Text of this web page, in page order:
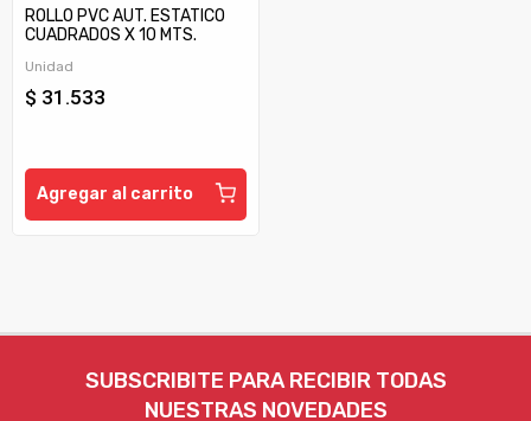
ROLLO PVC AUT. ESTATICO
CUADRADOS X 10 MTS.
MURESCO)
Unidad
$ 31.533
Agregar al carrito
SUBSCRIBITE PARA RECIBIR TODAS
NUESTRAS NOVEDADES